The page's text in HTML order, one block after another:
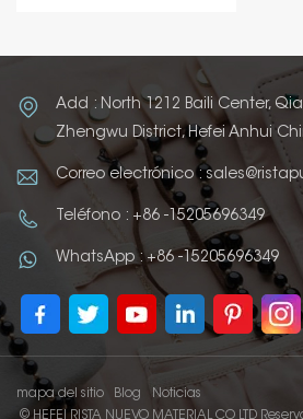
Add : North 1212 Baili Center,
Zhengwu District, Hefei Anhui
Correo electrónico :
Teléfono : +86 -15205696349
WhatsApp : +86 -15205696349
mapa del sitio Blog
Noticias
© HEFEI RISTA NUEVO MATERIAL CO LTD